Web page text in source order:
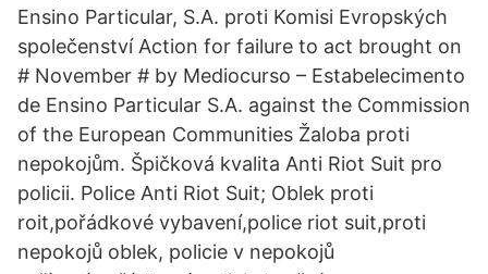
Ensino Particular, S.A. proti Komisi Evropských
společenství Action for failure to act brought on
# November # by Mediocurso – Estabelecimento
de Ensino Particular S.A. against the Commission
of the European Communities Žaloba proti
nepokojům. Špičková kvalita Anti Riot Suit pro
policii. Police Anti Riot Suit; Oblek proti
roit,pořádkové vybavení,police riot suit,proti
nepokojů oblek, policie v nepokojů